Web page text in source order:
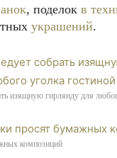
, поделок в
украшений.
изящную гирлянду для
композиций